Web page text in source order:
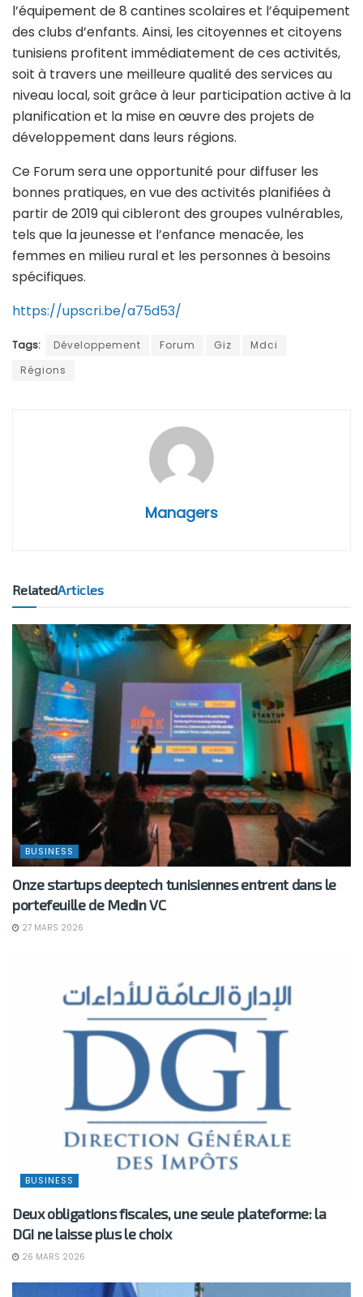
l’équipement de 8 cantines scolaires et l’équipement
des clubs d’enfants. Ainsi, les citoyennes et citoyens
tunisiens profitent immédiatement de ces activités,
soit à travers une meilleure qualité des services au
niveau local, soit grâce à leur participation active à la
planification et la mise en œuvre des projets de
développement dans leurs régions.
Ce Forum sera une opportunité pour diffuser les
bonnes pratiques, en vue des activités planifiées à
partir de 2019 qui cibleront des groupes vulnérables,
tels que la jeunesse et l’enfance menacée, les
femmes en milieu rural et les personnes à besoins
spécifiques.
https://upscri.be/a75d53/
Tags: Développement Forum Giz
Mdci
Régions
Managers
RelatedArticles
BUSINESS
Onze startups deeptech tunisiennes entrent dans le
portefeuille de Medin VC
27 MARS 2026
BUSINESS
Deux obligations fiscales, une seule plateforme: la
DGI ne laisse plus le choix
26 MARS 2026